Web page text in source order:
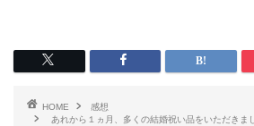
HOME
感想
あれから１ヵ月、多くの結婚祝い品をいただきま